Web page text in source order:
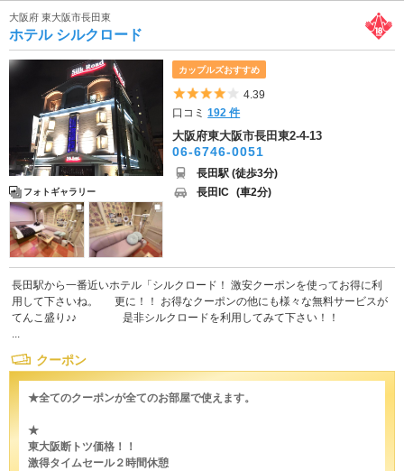
大阪府 東大阪市長田東
ホテル シルクロード
フォトギャラリー
カップルズおすすめ
5つ星のうち4
4.39
口コミ192 件
大阪府東大阪市長田東2-4-13
06-6746-0051
長田駅 (徒歩3分)
長田IC (車2分)
長田駅から一番近いホテル「シルクロード！ 激安クーポンを使ってお得に利
用して下さいね。 更に！！ お得なクーポンの他にも様々な無料サービスが
てんこ盛り♪♪ 是非シルクロードを利用してみて下さい！！
クーポン
★全てのクーポンが全てのお部屋で使えます。
★
東大阪断トツ価格！！
激得タイムセール２時間休憩